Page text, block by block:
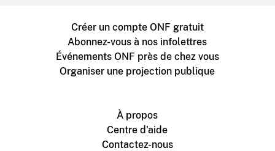
Créer un compte ONF gratuit
Abonnez-vous à nos infolettres
Événements ONF près de chez vous
Organiser une projection publique
À propos
Centre d'aide
Contactez-nous